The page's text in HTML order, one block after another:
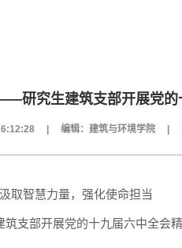
研究生建筑支部开展党的
编辑：建筑与环境学院
汲取智慧力量，强化使命担当
支部开展党的十九届六中全会